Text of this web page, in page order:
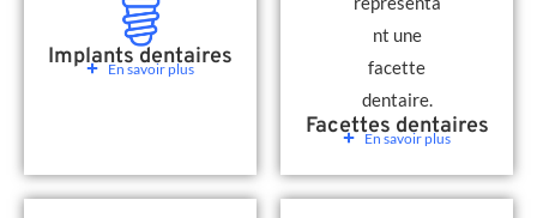
Implants dentaires
En savoir plus
Facettes dentaires
En savoir plus